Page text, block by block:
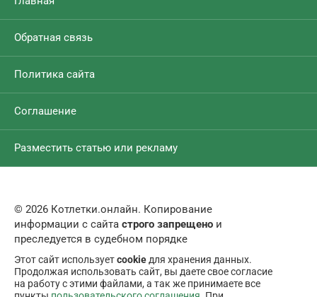
Обратная связь
Политика сайта
Соглашение
Разместить статью или рекламу
© 2026 Котлетки.онлайн. Копирование
информации с сайта строго запрещено и
преследуется в судебном порядке
Этот сайт используетcookie для хранения данных.
Продолжая использовать сайт, вы даете свое согласие
на работу с этими файлами, а так же принимаете все